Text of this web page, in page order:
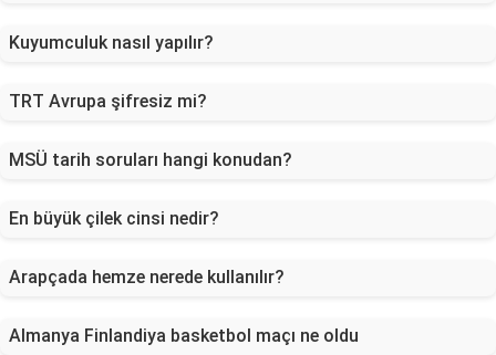
Kuyumculuk nasıl yapılır?
TRT Avrupa şifresiz mi?
MSÜ tarih soruları hangi konudan?
En büyük çilek cinsi nedir?
Arapçada hemze nerede kullanılır?
Almanya Finlandiya basketbol maçı ne oldu